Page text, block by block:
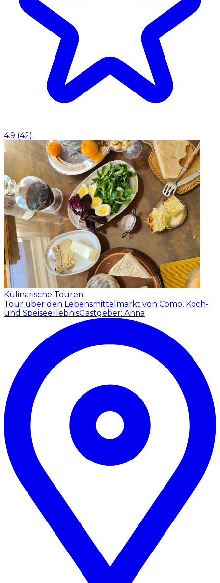
4.9 (42)
Kulinarische Touren
Tour über den Lebensmittelmarkt von Como, Koch-
und SpeiseerlebnisGastgeber: Anna